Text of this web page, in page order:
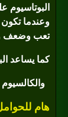
وعندما
تعب وضعف
كما يساعد
هام